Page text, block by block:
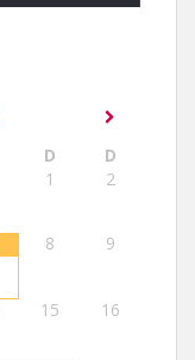
D
D
1
2
8 9
15 16